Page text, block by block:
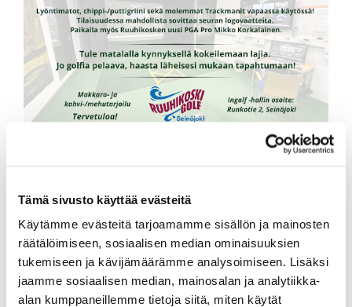
Tämä sivusto käyttää evästeitä
Käytämme evästeitä tarjoamamme sisällön ja mainosten
räätälöimiseen, sosiaalisen median ominaisuuksien
tukemiseen ja kävijämäärämme analysoimiseen. Lisäksi
jaamme sosiaalisen median, mainosalan ja analytiikka-
alan kumppaneillemme tietoja siitä, miten käytät